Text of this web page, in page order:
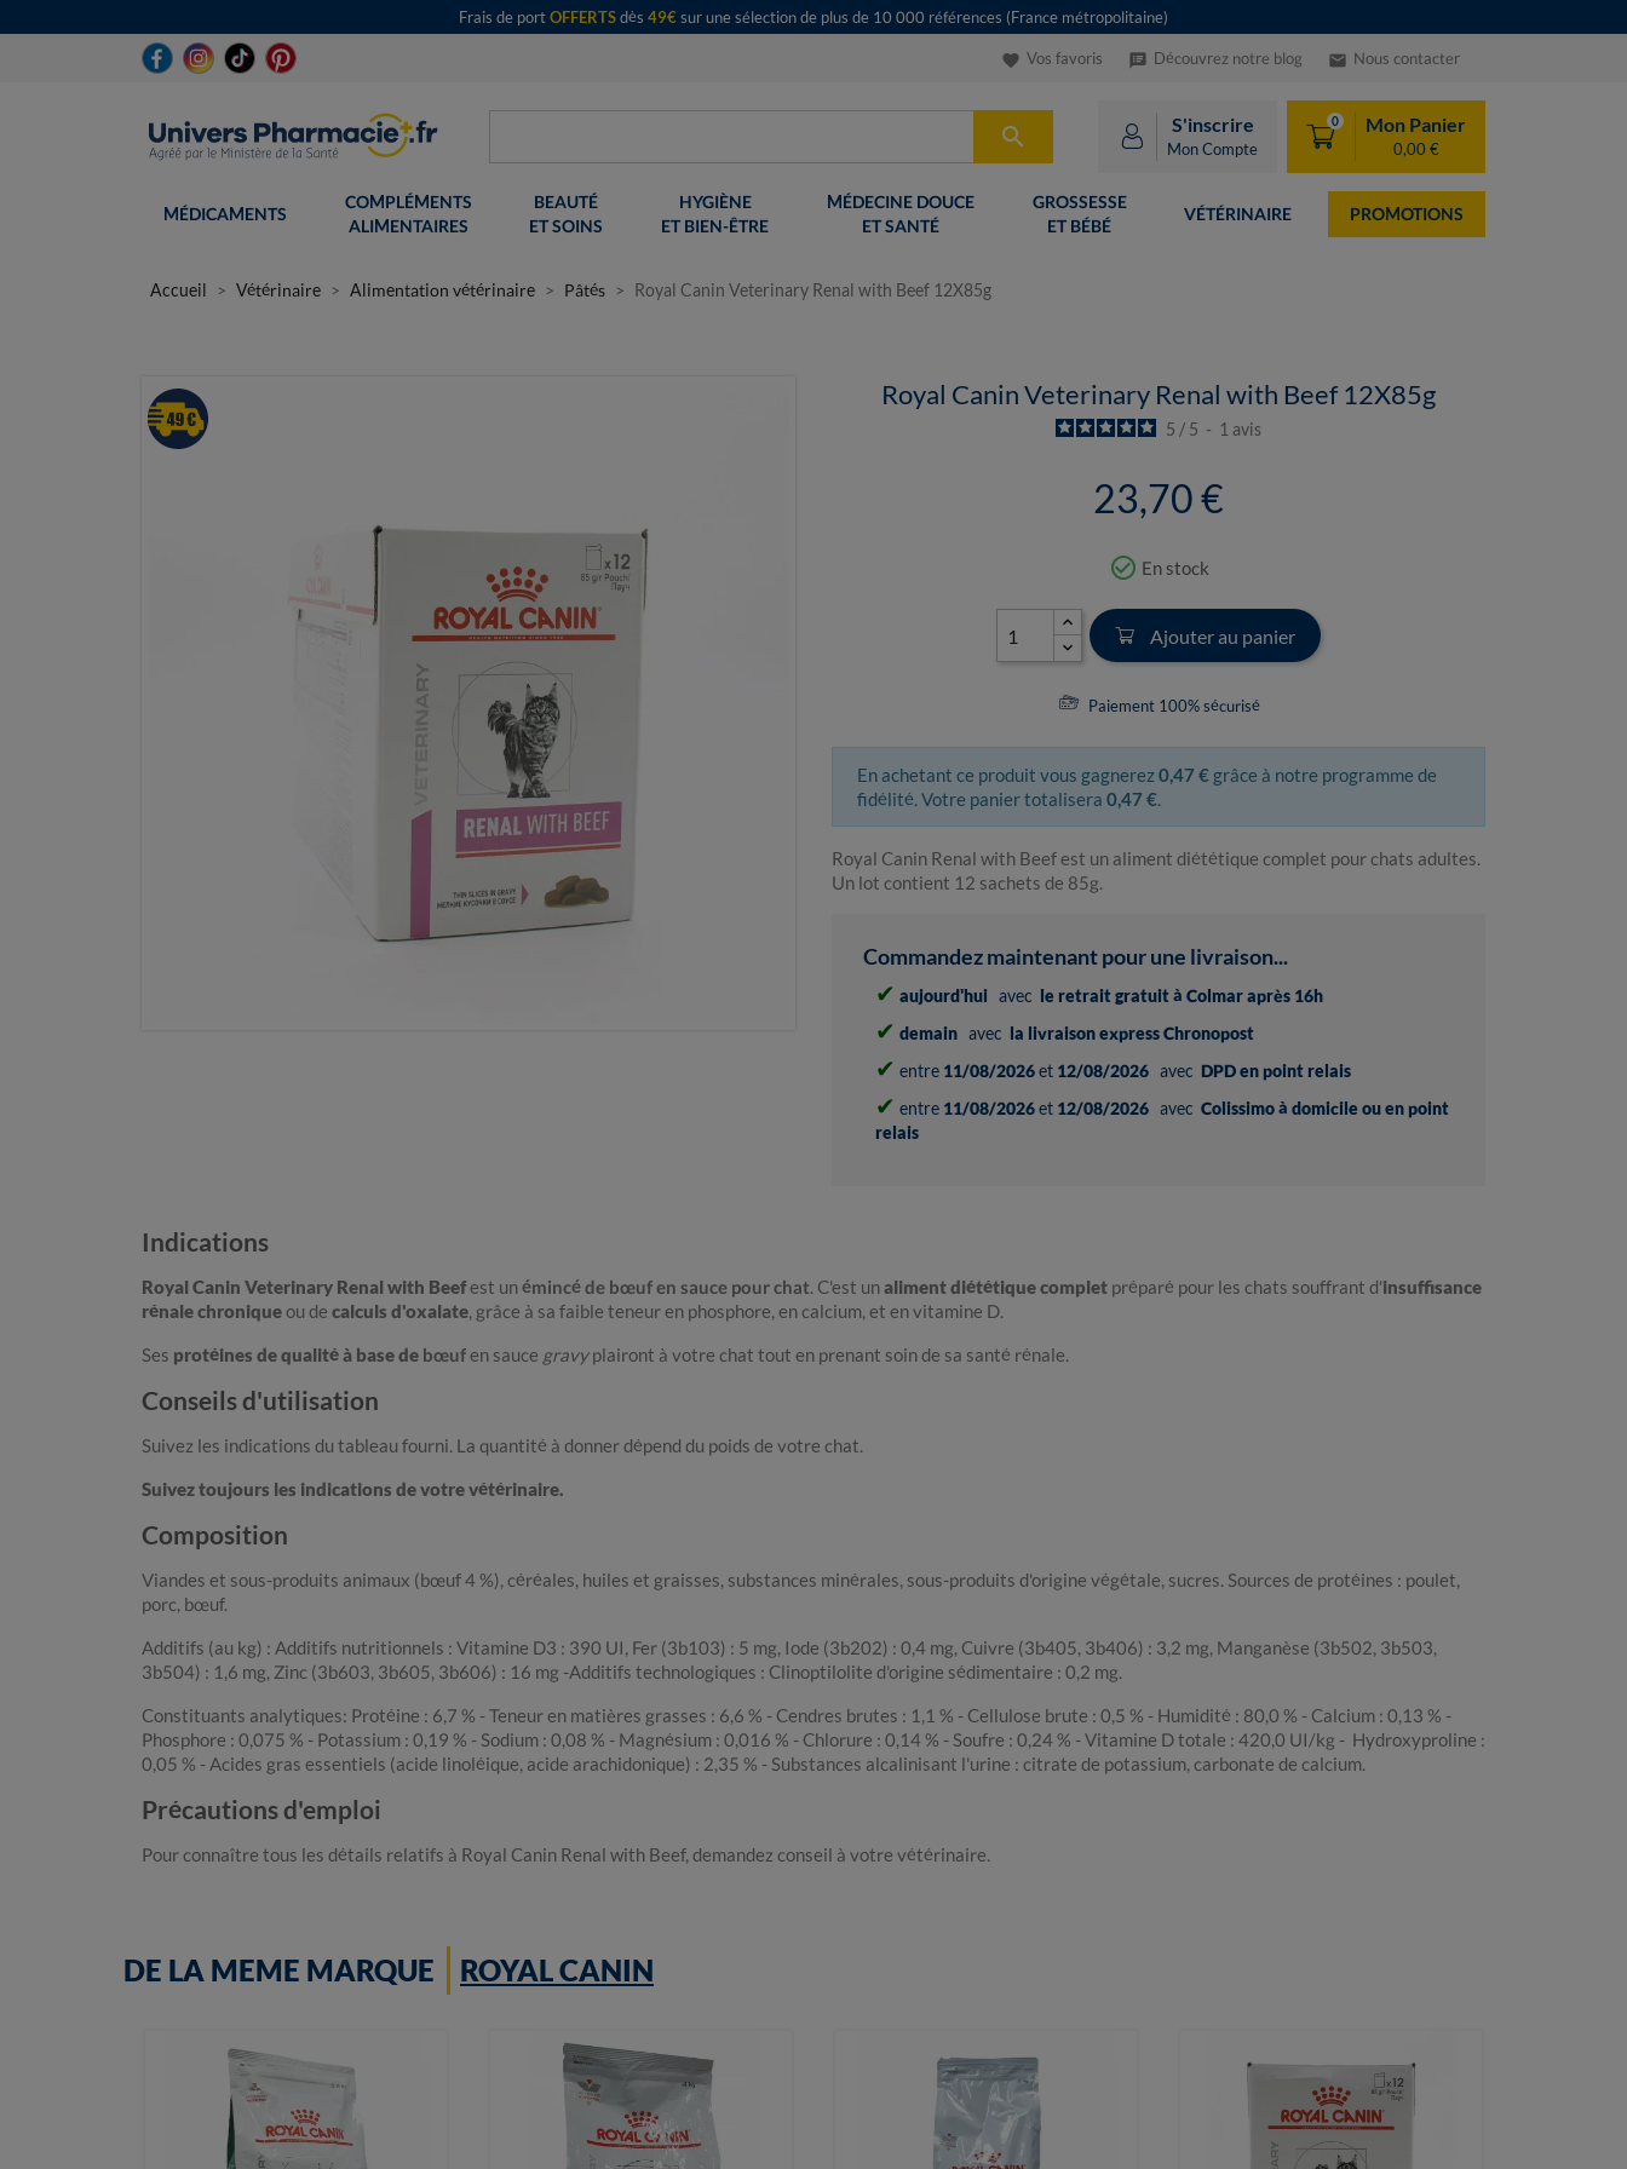
Frais de portOFFERTSdès 49€sur une sélection de plus de 10 000 références (France métropolitaine)
favorite Vos favoris speaker_notes Découvrez notre blog email Nous contacter
 S'inscrire
Mon Compte
0 Mon Panier
0,00 €
MÉDICAMENTS
COMPLÉMENTS
ALIMENTAIRES
BEAUTÉ
ET SOINS
HYGIÈNE
ET BIEN-ÊTRE
MÉDECINE DOUCE
ET SANTÉ
GROSSESSE
ET BÉBÉ
VÉTÉRINAIRE PROMOTIONS
Accueil Vétérinaire Alimentation vétérinaire Pâtés Royal Canin Veterinary Renal with Beef 12X85g
Royal Canin Veterinary Renal with Beef 12X85g
5 / 5 - 1 avis
23,70 €
check_circle_outline En stock
Ajouter au panier
Paiement 100% sécurisé
En achetant ce produit vous gagnerez0,47 € grâce à notre programme de
fidélité. Votre panier totalisera 0,47 €.
Royal Canin Renal with Beef est un aliment diététique complet pour chats adultes.
Un lot contient 12 sachets de 85g.
Commandez maintenant pour une livraison...
✔ aujourd'hui avec le retrait gratuit à Colmar après 16h
✔ demain avec la livraison express Chronopost
✔ entre 11/08/2026et 12/08/2026 avec DPD en point relais
✔ entre 11/08/2026et 12/08/2026 avec Colissimo à domicile ou en point
relais
Indications
Royal Canin Veterinary Renal with Beefest unémincé de bœuf en sauce pour chat. C'est unaliment diététique complet préparé pour les chats souffrant d'insuffisance
rénale chroniqueou de calculs d'oxalate, grâce à sa faible teneur en phosphore, en calcium, et en vitamine D.
Ses protéines de qualité à base de bœufen sauce gravyplairont à votre chat tout en prenant soin de sa santé rénale.
Conseils d'utilisation
Suivez les indications du tableau fourni. La quantité à donner dépend du poids de votre chat.
Suivez toujours les indications de votre vétérinaire.
Composition
Viandes et sous-produits animaux (bœuf 4 %), céréales, huiles et graisses, substances minérales, sous-produits d'origine végétale, sucres. Sources de protéines : poulet,
porc, bœuf.
Additifs (au kg) : Additifs nutritionnels : Vitamine D3 : 390 UI, Fer (3b103) : 5 mg, Iode (3b202) : 0,4 mg, Cuivre (3b405, 3b406) : 3,2 mg, Manganèse (3b502, 3b503,
3b504) : 1,6 mg, Zinc (3b603, 3b605, 3b606) : 16 mg -Additifs technologiques : Clinoptilolite d'origine sédimentaire : 0,2 mg.
Constituants analytiques: Protéine : 6,7 % - Teneur en matières grasses : 6,6 % - Cendres brutes : 1,1 % - Cellulose brute : 0,5 % - Humidité : 80,0 % - Calcium : 0,13 % -
Phosphore : 0,075 % - Potassium : 0,19 % - Sodium : 0,08 % - Magnésium : 0,016 % - Chlorure : 0,14 % - Soufre : 0,24 % - Vitamine D totale : 420,0 UI/kg - Hydroxyproline :
0,05 % - Acides gras essentiels (acide linoléique, acide arachidonique) : 2,35 % - Substances alcalinisant l'urine : citrate de potassium, carbonate de calcium.
Précautions d'emploi
Pour connaître tous les détails relatifs à Royal Canin Renal with Beef, demandez conseil à votre vétérinaire.
DE LA MEME MARQUE ROYAL CANIN